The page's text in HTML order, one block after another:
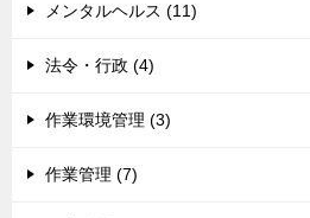
メンタルヘルス (11)
法令・行政 (4)
作業環境管理 (3)
作業管理 (7)